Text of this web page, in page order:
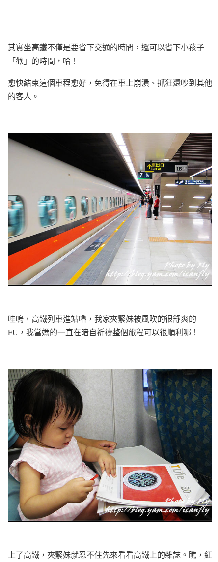
其實坐高鐵不僅是要省下交通的時間，還可以省下小孩子
「歡」的時間，哈！
愈快結束這個車程愈好，免得在車上崩潰、抓狂還吵到其他
的客人。
哇嗚，高鐵列車進站嚕，我家夾緊妹被風吹的很舒爽的
FU，我當媽的一直在暗自祈禱整個旅程可以很順利哪！
上了高鐵，夾緊妹就忍不住先來看看高鐵上的雜誌。瞧，紅